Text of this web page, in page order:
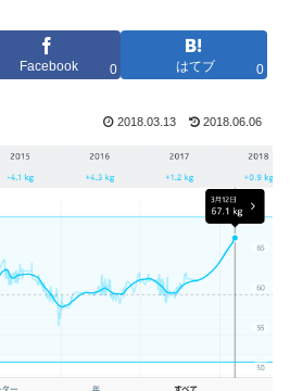
Facebook 0 はてブ 0
2018.03.13 2018.06.06